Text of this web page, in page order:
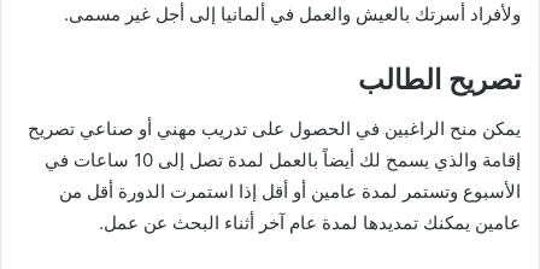
ولأفراد أسرتك بالعيش والعمل في ألمانيا إلى أجل غير مسمى.
تصريح الطالب
يمكن منح الراغبين في الحصول على تدريب مهني أو صناعي تصريح
إقامة والذي يسمح لك أيضاً بالعمل لمدة تصل إلى 10 ساعات في
الأسبوع وتستمر لمدة عامين أو أقل إذا استمرت الدورة أقل من
عامين يمكنك تمديدها لمدة عام آخر أثناء البحث عن عمل.